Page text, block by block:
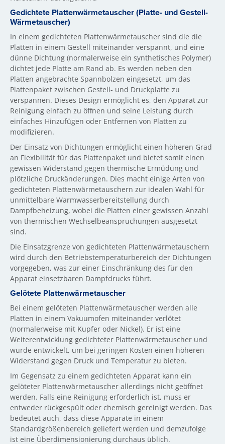
Gedichtete Plattenwärmetauscher (Platte- und Gestell-
Wärmetauscher)
In einem gedichteten Plattenwärmetauscher sind die die
Platten in einem Gestell miteinander verspannt, und eine
dünne Dichtung (normalerweise ein synthetisches Polymer)
dichtet jede Platte am Rand ab. Es werden neben den
Platten angebrachte Spannbolzen eingesetzt, um das
Plattenpaket zwischen Gestell- und Druckplatte zu
verspannen. Dieses Design ermöglicht es, den Apparat zur
Reinigung einfach zu öffnen und seine Leistung durch
einfaches Hinzufügen oder Entfernen von Platten zu
modifizieren.
Der Einsatz von Dichtungen ermöglicht einen höheren Grad
an Flexibilität für das Plattenpaket und bietet somit einen
gewissen Widerstand gegen thermische Ermüdung und
plötzliche Druckänderungen. Dies macht einige Arten von
gedichteten Plattenwärmetauschern zur idealen Wahl für
unmittelbare Warmwasserbereitstellung durch
Dampfbeheizung, wobei die Platten einer gewissen Anzahl
von thermischen Wechselbeanspruchungen ausgesetzt
sind.
Die Einsatzgrenze von gedichteten Plattenwärmetauschern
wird durch den Betriebstemperaturbereich der Dichtungen
vorgegeben, was zur einer Einschränkung des für den
Apparat einsetzbaren Dampfdrucks führt.
Gelötete Plattenwärmetauscher
Bei einem gelöteten Plattenwärmetauscher werden alle
Platten in einem Vakuumofen miteinander verlötet
(normalerweise mit Kupfer oder Nickel). Er ist eine
Weiterentwicklung gedichteter Plattenwärmetauscher und
wurde entwickelt, um bei geringen Kosten einen höheren
Widerstand gegen Druck und Temperatur zu bieten.
Im Gegensatz zu einem gedichteten Apparat kann ein
gelöteter Plattenwärmetauscher allerdings nicht geöffnet
werden. Falls eine Reinigung erforderlich ist, muss er
entweder rückgespült oder chemisch gereinigt werden. Das
bedeutet auch, dass diese Apparate in einem
Standardgrößenbereich geliefert werden und demzufolge
ist eine Überdimensionierung durchaus üblich.